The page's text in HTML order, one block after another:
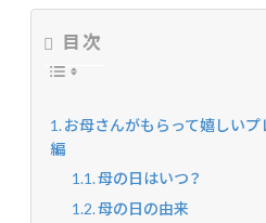
目次
お母さんがもらって嬉しい
編
母の日はいつ？
母の日の由来